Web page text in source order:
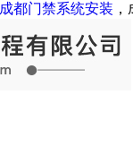
成都门禁系统安装